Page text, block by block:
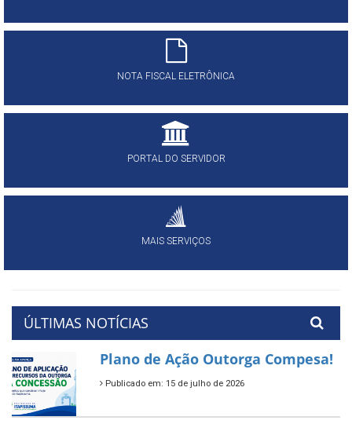
NOTA FISCAL ELETRÔNICA
PORTAL DO SERVIDOR
MAIS SERVIÇOS
ÚLTIMAS NOTÍCIAS
Plano de Ação Outorga Compesa!
Publicado em: 15 de julho de 2026